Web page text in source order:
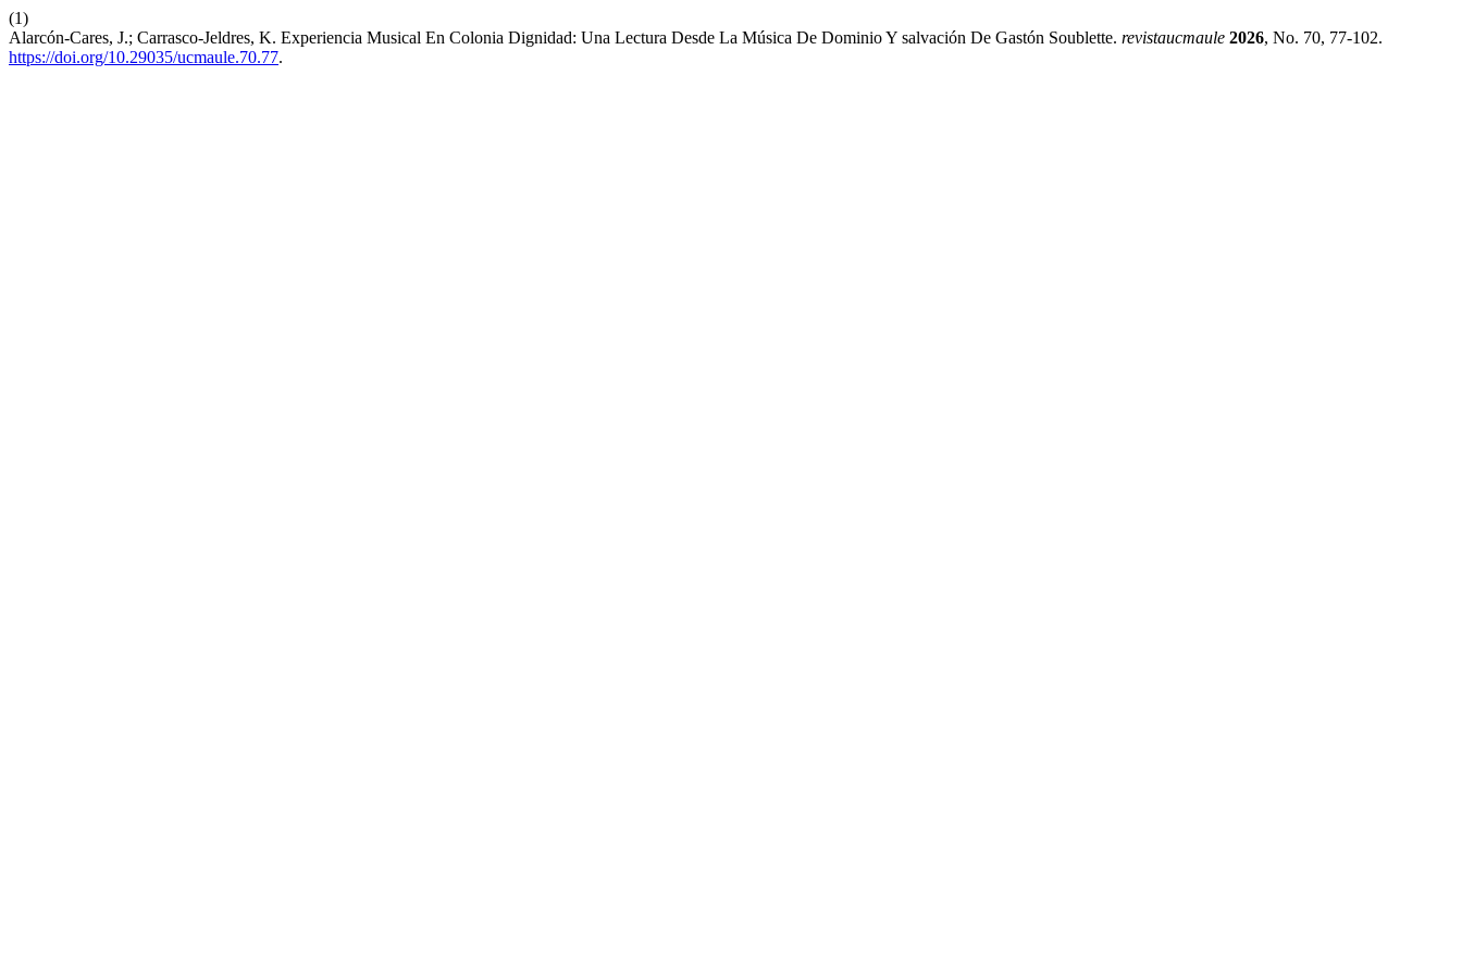
(1)
Alarcón-Cares, J.; Carrasco-Jeldres, K. Experiencia Musical En Colonia Dignidad: Una Lectura Desde La Música De Dominio Y salvación De Gastón Soublette. revistaucmaule 2026, No. 70, 77-102.
https://doi.org/10.29035/ucmaule.70.77.